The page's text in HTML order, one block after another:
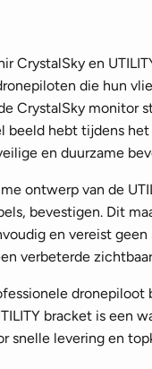
CrystalSky en
die hun
CrystalSky monitor
beeld hebt tijdens
en duurzame
ontwerp van de
bevestigen. Dit
en vereist
verbeterde
bracket is een
snelle levering en